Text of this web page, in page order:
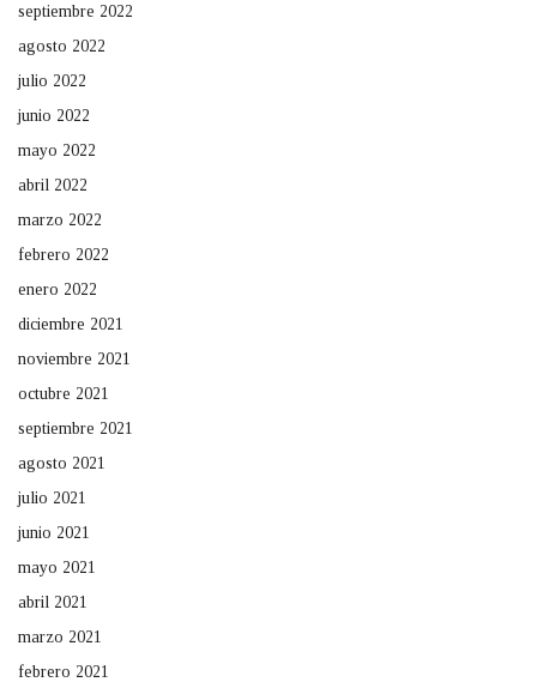
septiembre 2022
agosto 2022
julio 2022
junio 2022
mayo 2022
abril 2022
marzo 2022
febrero 2022
enero 2022
diciembre 2021
noviembre 2021
octubre 2021
septiembre 2021
agosto 2021
julio 2021
junio 2021
mayo 2021
abril 2021
marzo 2021
febrero 2021